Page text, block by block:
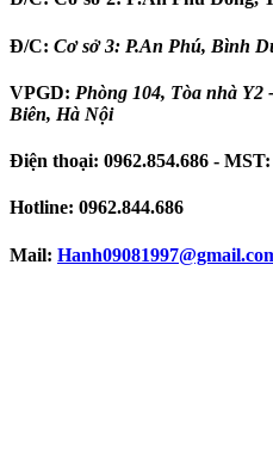
Đ/C: Cơ sở 3: P.An Phú, Bình
VPGD: Phòng 104, Tòa nhà Y2
Biên, Hà Nội
Điện thoại: 0962.854.686 - MST:
Hotline: 0962.844.686
Mail: Hanh09081997